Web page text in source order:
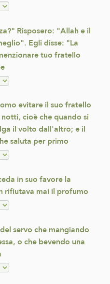
Risposero: "Allah e il
Egli disse: "La
tuo fratello
evitare il suo fratello
cioè che quando si
il volto dall'altro; e il
saluta per primo
in suo favore la
rifiutava mai il profumo
servo che mangiando
o che bevendo una